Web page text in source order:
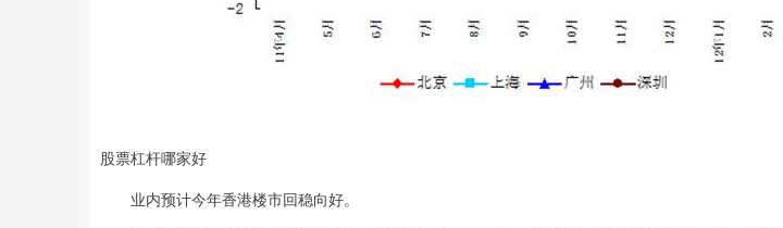
股票杠杆哪家好
业内预计今年香港楼市回稳向好。